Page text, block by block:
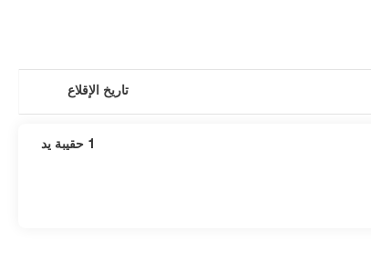
تاريخ الإقلاع
1 حقيبة يد